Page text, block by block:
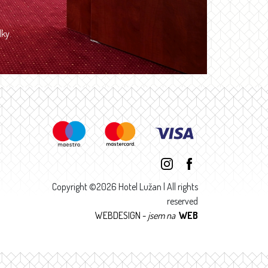
Copyright ©2026 Hotel Lužan | All rights
reserved
WEBDESIGN - jsem na WEB